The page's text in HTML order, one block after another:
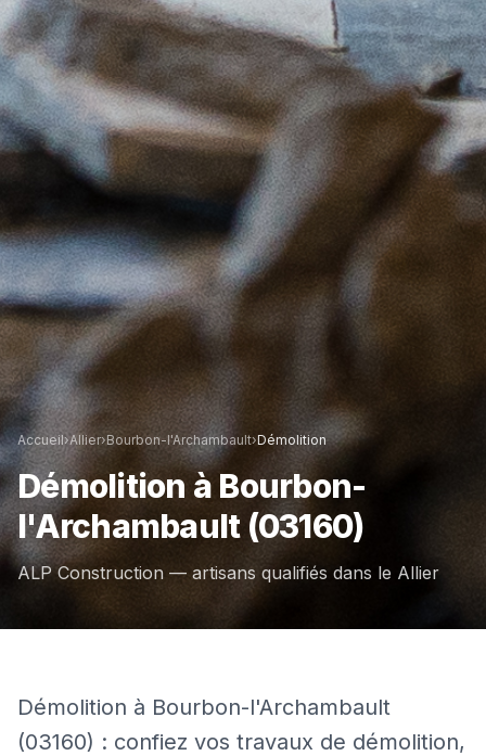
Accueil›Allier›Bourbon-l'Archambault›Démolition
Démolition à Bourbon-
l'Archambault(03160)
ALP Construction — artisans qualifiés dans le Allier
Démolition à Bourbon-l'Archambault
(03160) : confiez vos travaux de démolition,